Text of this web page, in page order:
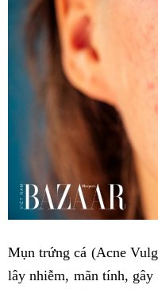
Mụn trứng cá (Acne
lây nhiễm, mãn tính,